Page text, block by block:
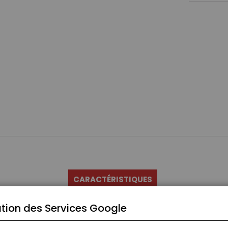
CARACTÉRISTIQUES
des Services Google